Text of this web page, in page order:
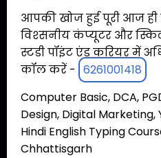
आपकी खोज हुई पूरी आज ही
विश्सनीय कंप्यूटर और
स्टडी पॉइंट एंड करियर में
कॉल करें - 6261001418
Computer Basic, DCA,
Design, Digital Marketing,
Hindi English Typing
Chhattisgarh